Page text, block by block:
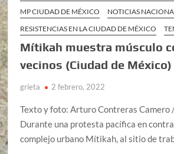
MP CIUDAD DE MÉXICO
NOTICIAS
RESISTENCIAS EN LA CIUDAD DE MÉXICO
Mítikah muestra músculo
vecinos (Ciudad de México)
grieta 2 febrero, 2022
Texto y foto: Arturo Contreras Camero
Durante una protesta pacífica en
complejo urbano Mítikah, al sitio de